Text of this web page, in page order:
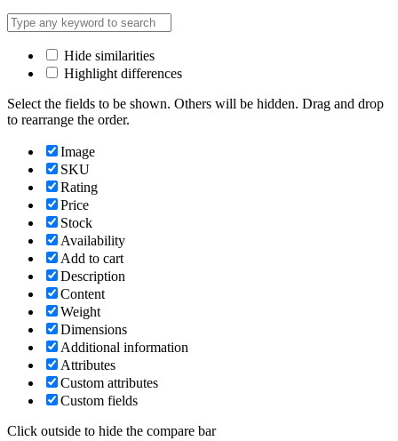
Hide similarities
Highlight differences
Select the fields to be shown. Others will be hidden. Drag and drop
to rearrange the order.
Image
SKU
Rating
Price
Stock
Availability
Add to cart
Description
Content
Weight
Dimensions
Additional information
Attributes
Custom attributes
Custom fields
Click outside to hide the compare bar